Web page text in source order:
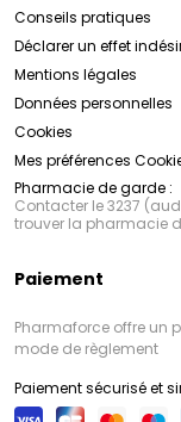
Conseils pratiques
Déclarer un effet
Mentions légales
Données personnelles
Cookies
Mes préférences
Pharmacie de garde :
Contacter le 3237
trouver la pharmacie
Paiement
Pharmaforce offre un
mode de règlement
Paiement sécurisé et